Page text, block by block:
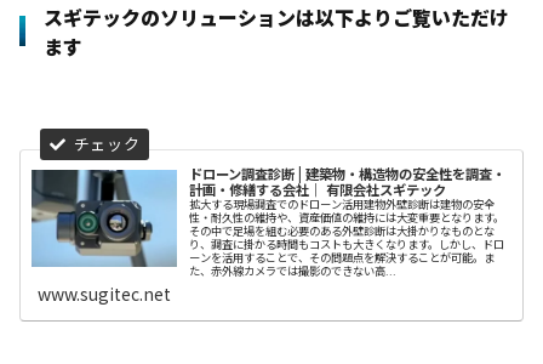
スギテックのソリューションは以下よりご覧いただけ
ます
ドローン調査診断 | 建築物・構造物の安全性を調査・
計画・修繕する会社｜ 有限会社スギテック
拡大する現場調査でのドローン活用建物外壁診断は建物の安全
性・耐久性の維持や、資産価値の維持には大変重要となります。
その中で足場を組む必要のある外壁診断は大掛かりなものとな
り、調査に掛かる時間もコストも大きくなります。しかし、ドロ
ーンを活用することで、その問題点を解決することが可能。ま
た、赤外線カメラでは撮影のできない高...
www.sugitec.net